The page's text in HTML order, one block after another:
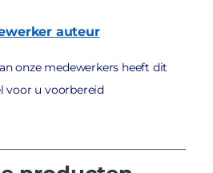
auteur
onze medewerkers heeft dit
voor u voorbereid